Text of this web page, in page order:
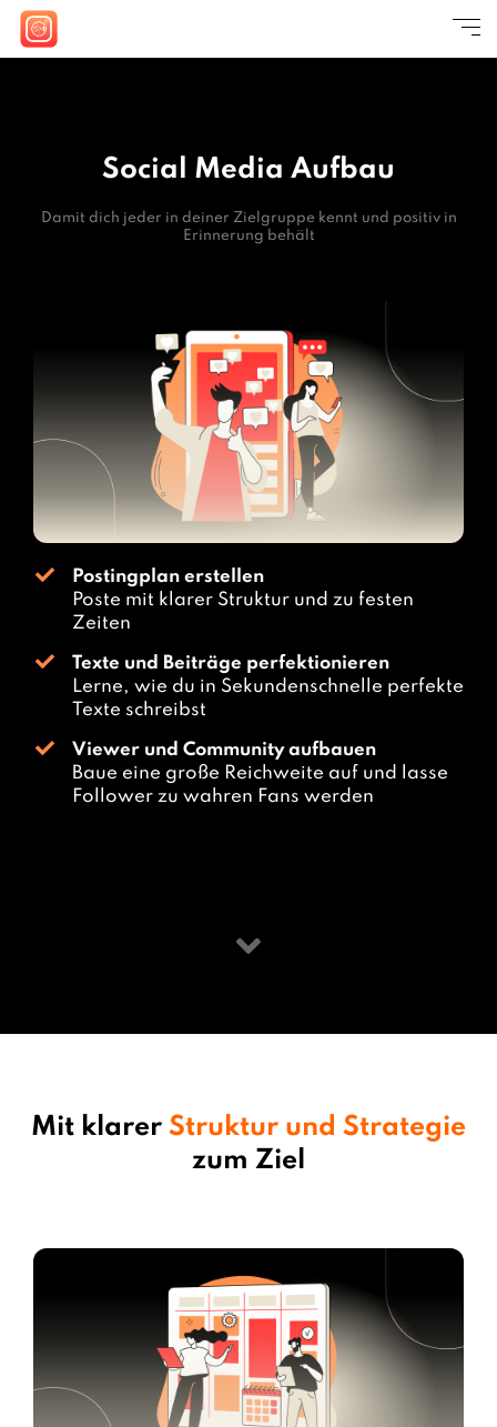
Social Media Aufbau
Damit dich jeder in deiner Zielgruppe kennt und positiv in
Erinnerung behält
Postingplan erstellen
Poste mit klarer Struktur und zu festen
Zeiten
Texte und Beiträge perfektionieren
Lerne, wie du in Sekundenschnelle perfekte
Texte schreibst
Viewer und Community aufbauen
Baue eine große Reichweite auf und lasse
Follower zu wahren Fans werden
Mit klarer Struktur und Strategie
zum Ziel